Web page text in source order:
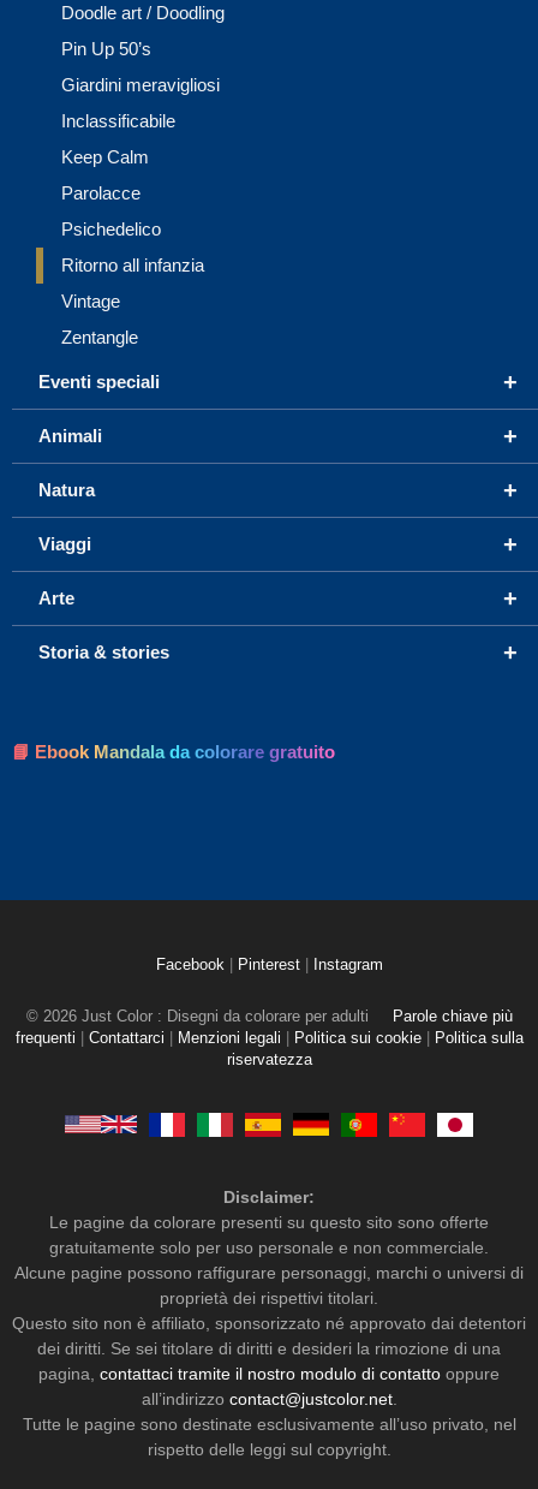
Doodle art / Doodling
Pin Up 50’s
Giardini meravigliosi
Inclassificabile
Keep Calm
Parolacce
Psichedelico
Ritorno all infanzia
Vintage
Zentangle
+
Eventi speciali
+
Animali
+
Natura
+
Viaggi
+
Arte
+
Storia & stories
📘 Ebook Mandala da colorare gratuito
Facebook Pinterest Instagram
© 2026 Just Color : Disegni da colorare per adulti
Parole chiave più
frequenti
Contattarci Menzioni legali Politica sui cookie
Politica sulla
riservatezza
Disclaimer:
Le pagine da colorare presenti su questo sito sono offerte
gratuitamente solo per uso personale e non commerciale.
Alcune pagine possono raffigurare personaggi, marchi o universi di
proprietà dei rispettivi titolari.
Questo sito non è affiliato, sponsorizzato né approvato dai detentori
dei diritti. Se sei titolare di diritti e desideri la rimozione di una
pagina, contattaci tramite il nostro modulo di contatto oppure
all’indirizzo contact@justcolor.net.
Tutte le pagine sono destinate esclusivamente all’uso privato, nel
rispetto delle leggi sul copyright.